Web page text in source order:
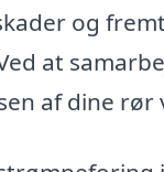
og
at
af dine